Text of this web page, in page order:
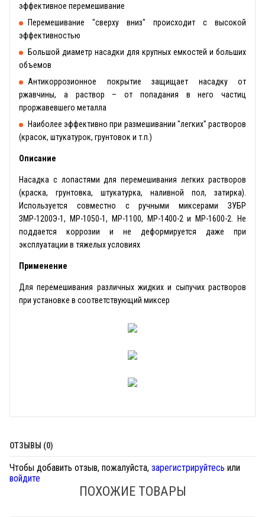
эффективное перемешивание
Перемешивание ″сверху вниз″ происходит с высокой
эффективностью
Большой диаметр насадки для крупных емкостей и больших
объемов
Антикоррозионное покрытие защищает насадку от
ржавчины, а раствор – от попадания в него частиц
проржавевшего металла
Наиболее эффективно при размешивании ″легких″ растворов
(красок, штукатурок, грунтовок и т.п.)
Описание
Насадка с лопастями для перемешивания легких растворов
(краска, грунтовка, штукатурка, наливной пол, затирка).
Используется совместно с ручными миксерами ЗУБР
ЗМР-1200Э-1, МР-1050-1, МР-1100, МР-1400-2 и МР-1600-2. Не
поддается коррозии и не деформируется даже при
эксплуатации в тяжелых условиях
Применение
Для перемешивания различных жидких и сыпучих растворов
при установке в соответствующий миксер
ОТЗЫВЫ (0)
Чтобы добавить отзыв, пожалуйста, зарегистрируйтесь или
войдите
ПОХОЖИЕ ТОВАРЫ